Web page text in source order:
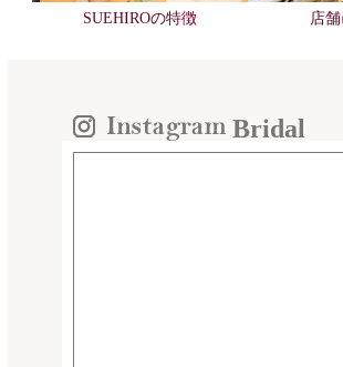
SUEHIROの特徴 店
Bridal